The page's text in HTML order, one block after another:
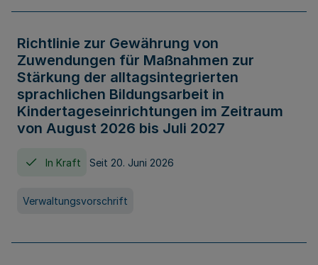
Richtlinie zur Gewährung von
Zuwendungen für Maßnahmen zur
Stärkung der alltagsintegrierten
sprachlichen Bildungsarbeit in
Kindertageseinrichtungen im Zeitraum
von August 2026 bis Juli 2027
In Kraft Seit 20. Juni 2026
Verwaltungsvorschrift